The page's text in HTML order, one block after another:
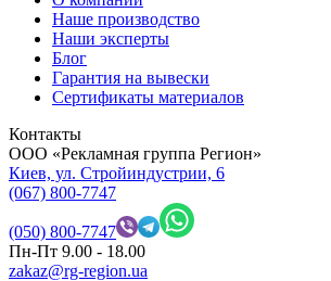
Наше производство
Наши эксперты
Блог
Гарантия на вывески
Сертификаты материалов
Контакты
OOO «Рекламная группа Регион»
Киев, ул. Стройиндустрии, 6
(067) 800-7747
(050) 800-7747
Пн-Пт 9.00 - 18.00
zakaz@rg-region.ua